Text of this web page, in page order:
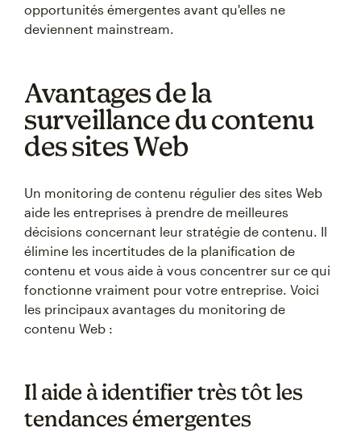
opportunités émergentes avant qu'elles ne
deviennent mainstream.
Avantages de la
surveillance du contenu
des sites Web
Un monitoring de contenu régulier des sites Web
aide les entreprises à prendre de meilleures
décisions concernant leur stratégie de contenu. Il
élimine les incertitudes de la planification de
contenu et vous aide à vous concentrer sur ce qui
fonctionne vraiment pour votre entreprise. Voici
les principaux avantages du monitoring de
contenu Web :
Il aide à identifier très tôt les
tendances émergentes